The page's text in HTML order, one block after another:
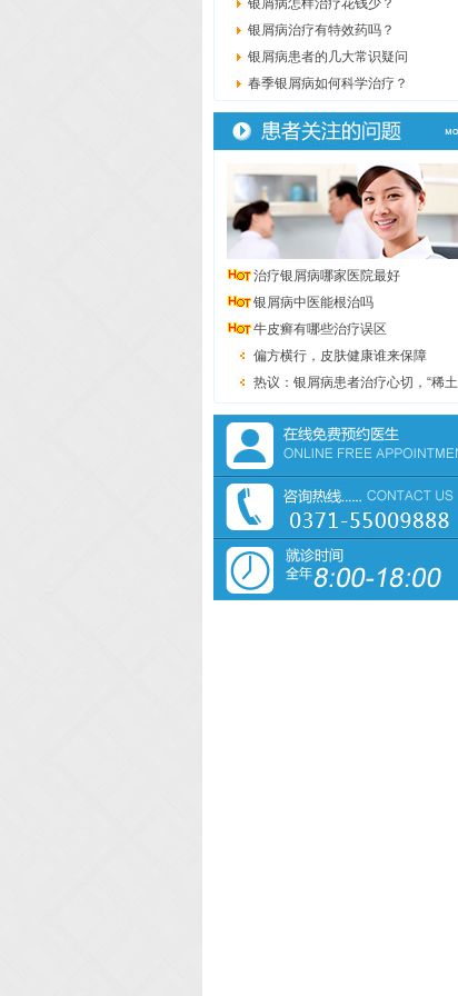
银屑病怎样治疗花钱少？
银屑病治疗有特效药吗？
银屑病患者的几大常识疑问
春季银屑病如何科学治疗？
治疗银屑病哪家医院最好
银屑病中医能根治吗
牛皮癣有哪些治疗误区
偏方横行，皮肤健康谁来保障
热议：银屑病患者治疗心切，“稀土